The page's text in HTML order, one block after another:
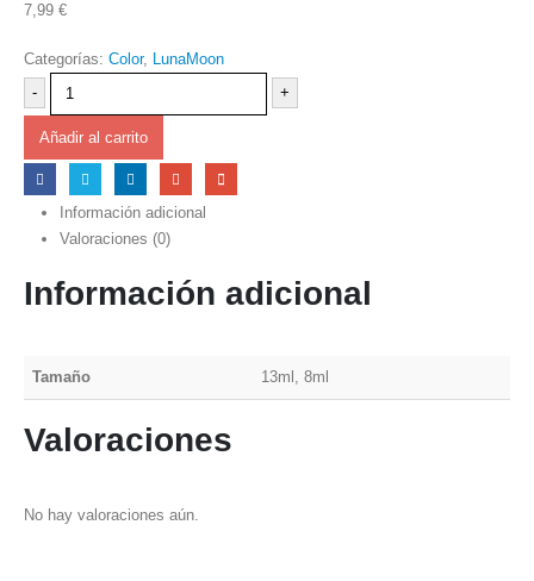
7,99 €
Categorías: Color,
LunaMoon
-
+
Añadir al carrito
Información adicional
Valoraciones (0)
Información adicional
Tamaño 13ml, 8ml
Valoraciones
No hay valoraciones aún.